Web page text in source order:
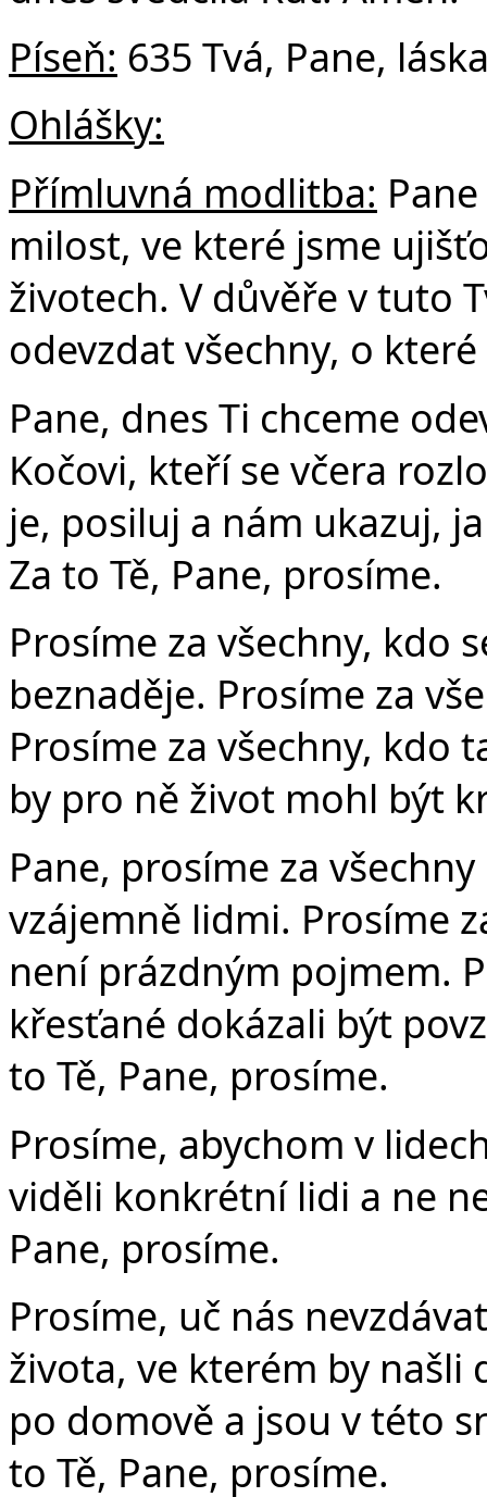
Píseň: 635 Tvá, Pane,
Ohlášky:
Přímluvná modlitba:
milost, ve které jsme
životech. V důvěře v tuto
odevzdat všechny, o
Pane, dnes Ti chceme
Kočovi, kteří se včera
je, posiluj a nám ukazuj,
Za to Tě, Pane, prosíme.
Prosíme za všechny, kdo
beznaděje. Prosíme za
Prosíme za všechny, kdo
by pro ně život mohl být
Pane, prosíme za
vzájemně lidmi. Prosíme
není prázdným pojmem.
křesťané dokázali být
to Tě, Pane, prosíme.
Prosíme, abychom v
viděli konkrétní lidi a ne
Pane, prosíme.
Prosíme, uč nás
života, ve kterém by
po domově a jsou v této
to Tě, Pane, prosíme.